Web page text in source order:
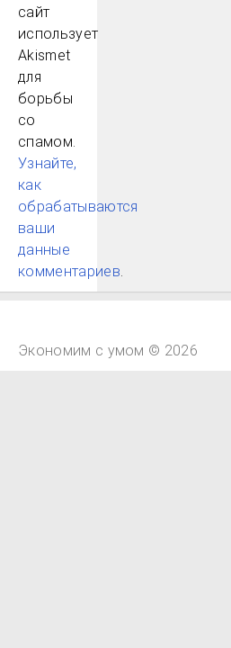
сайт
использует
Akismet
для
борьбы
со
спамом.
Узнайте,
как
обрабатываются
ваши
данные
комментариев.
Экономим с умом © 2026